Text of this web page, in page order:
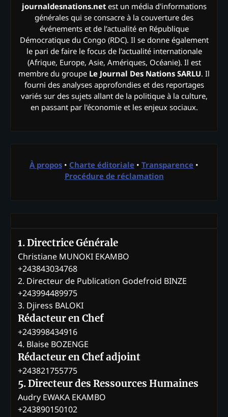
journaldesnations.netest un média d'informations
générales qui se consacre à la couverture des
événements et de l’actualité en République
Démocratique du Congo (RDC). Il se donne également
le pari de faire le focus de l’actualité internationale
(Afrique, Europe, Asie, Amériques, Océanie). Il est
membre du groupe Le Journal Des Nations SARLU. Il
fourni des analyses approfondies et des reportages
variés sur des sujets allant de la politique à la culture,
en passant par l'économie et les enjeux sociaux.
À propos • Charte éditoriale • Transparence •
Procédure de réclamation
1. Directrice Générale
Christiane MUNOKI EKAMBO
+243843034768
2. Directeur de Publication Godefroid BINZE
+243994489975
3. Djiress BALOKI
Rédacteur en Chef
+243998434916
4. Blaise BOZENGE
Rédacteur en Chef adjoint
+243821755775
5. Directeur des Ressources Humaines
Audry EWAKA EKAMBO
+243890150102